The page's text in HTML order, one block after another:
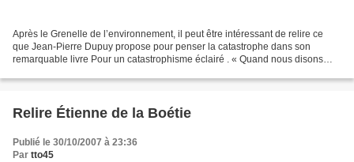
Après le Grenelle de l’environnement, il peut être intéressant de relire ce
que Jean-Pierre Dupuy propose pour penser la catastrophe dans son
remarquable livre Pour un catastrophisme éclairé . « Quand nous disons
Relire Étienne de la Boétie
Publié le 30/10/2007 à 23:36
Par tto45